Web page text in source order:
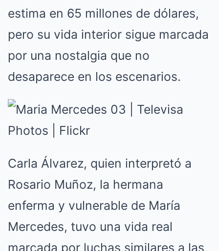
estima en 65 millones de dólares,
pero su vida interior sigue marcada
por una nostalgia que no
desaparece en los escenarios.
Carla Álvarez, quien interpretó a
Rosario Muñoz, la hermana
enferma y vulnerable de María
Mercedes, tuvo una vida real
marcada por luchas similares a las